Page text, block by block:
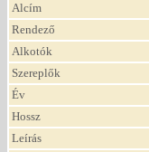
Alcím
Rendező
Alkotók
Szereplők
Év
Hossz
Leírás